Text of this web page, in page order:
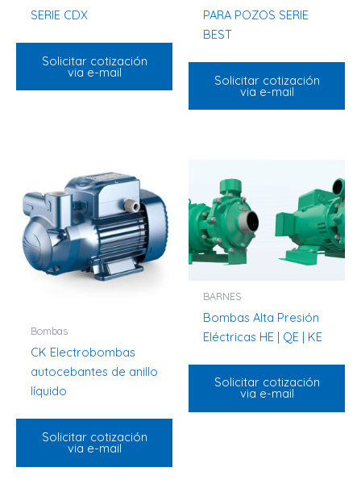
SERIE CDX
Solicitar cotización
via e-mail
PARA POZOS SERIE
BEST
Solicitar cotización
via e-mail
Bombas
CK Electrobombas
autocebantes de anillo
líquido
Solicitar cotización
via e-mail
BARNES
Bombas Alta Presión
Eléctricas HE | QE | KE
Solicitar cotización
via e-mail